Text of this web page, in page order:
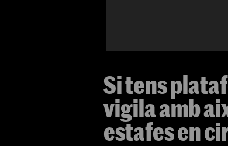
Si tens
vigila amb
estafes en